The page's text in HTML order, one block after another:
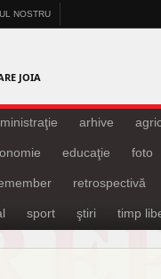
NOSTRU
JOIA
arhive
educaţie foto
retrospectivă
sport ştiri timp